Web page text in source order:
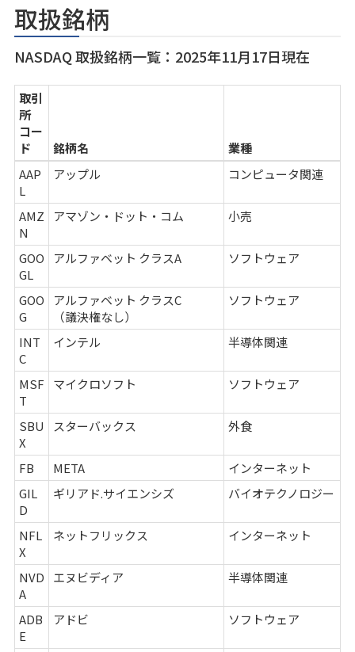
取扱銘柄
NASDAQ 取扱銘柄一覧：2025年11月17日現在
取引
所
コー
ド
銘柄名
業種
AAP
L
アップル コンピュータ関連
AMZ
N
アマゾン・ドット・コム 小売
GOO
GL
アルファベット クラスA ソフトウェア
GOO
G
アルファベット クラスC
（議決権なし）
ソフトウェア
INT
C
インテル 半導体関連
MSF
T
マイクロソフト ソフトウェア
SBU
X
スターバックス 外食
FB META
インターネット
GIL
D
ギリアド.サイエンシズ バイオテクノロジー
NFL
X
ネットフリックス インターネット
NVD
A
エヌビディア 半導体関連
ADB
E
アドビ ソフトウェア